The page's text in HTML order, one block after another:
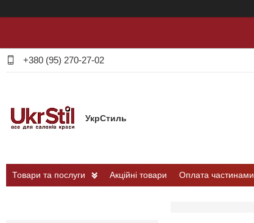
+380 (95) 270-27-02
УкрСтиль
Товари та послуги Акційні товари Оплата частинами